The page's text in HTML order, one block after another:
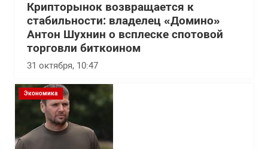
Крипторынок возвращается к
стабильности: владелец «Домино»
Антон Шухнин о всплеске спотовой
торговли биткоином
31 октября, 10:47
Экономика